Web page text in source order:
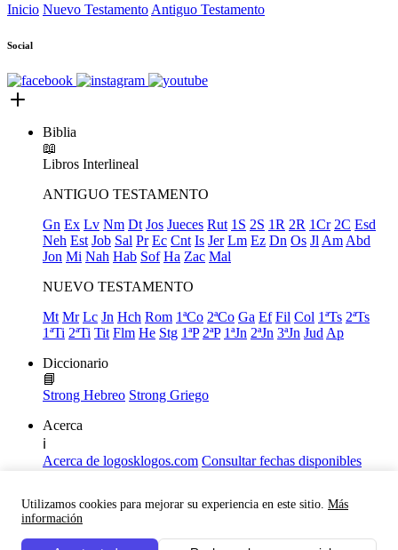
Utilizamos cookies para mejorar su experiencia en este sitio. Más
información
Inicio Nuevo Testamento Antiguo Testamento
Social
Biblia
📖
Libros Interlineal
ANTIGUO TESTAMENTO
Gn Ex Lv Nm Dt Jos Jueces Rut 1S 2S 1R 2R 1Cr 2C Esd
Neh Est Job Sal Pr Ec Cnt Is Jer Lm Ez Dn Os Jl Am Abd
Jon Mi Nah Hab Sof Ha Zac Mal
NUEVO TESTAMENTO
Mt Mr Lc Jn Hch Rom 1ªCo 2ªCo Ga Ef Fil Col 1ªTs 2ªTs
1ªTi 2ªTi Tit Flm He Stg 1ªP 2ªP 1ªJn 2ªJn 3ªJn Jud Ap
Diccionario
📘
Strong Hebreo Strong Griego
Acerca
ℹ️
Acerca de logosklogos.com Consultar fechas disponibles
Links útiles
Facebook